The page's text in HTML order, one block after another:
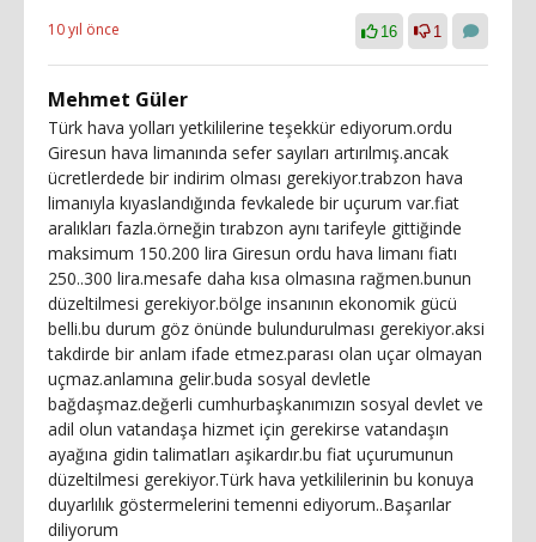
10 yıl önce 16 1
Mehmet Güler
Türk hava yolları yetkililerine teşekkür ediyorum.ordu
Giresun hava limanında sefer sayıları artırılmış.ancak
ücretlerdede bir indirim olması gerekiyor.trabzon hava
limanıyla kıyaslandığında fevkalede bir uçurum var.fiat
aralıkları fazla.örneğin tırabzon aynı tarifeyle gittiğinde
maksimum 150.200 lira Giresun ordu hava limanı fiatı
250..300 lira.mesafe daha kısa olmasına rağmen.bunun
düzeltilmesi gerekiyor.bölge insanının ekonomik gücü
belli.bu durum göz önünde bulundurulması gerekiyor.aksi
takdirde bir anlam ifade etmez.parası olan uçar olmayan
uçmaz.anlamına gelir.buda sosyal devletle
bağdaşmaz.değerli cumhurbaşkanımızın sosyal devlet ve
adil olun vatandaşa hizmet için gerekirse vatandaşın
ayağına gidin talimatları aşikardır.bu fiat uçurumunun
düzeltilmesi gerekiyor.Türk hava yetkililerinin bu konuya
duyarlılık göstermelerini temenni ediyorum..Başarılar
diliyorum